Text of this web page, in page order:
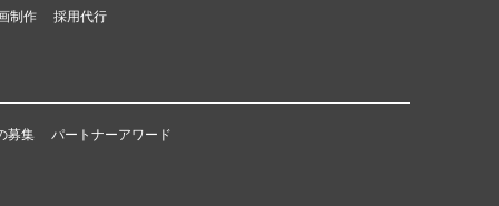
制作
採用代行
募集 パートナーアワード